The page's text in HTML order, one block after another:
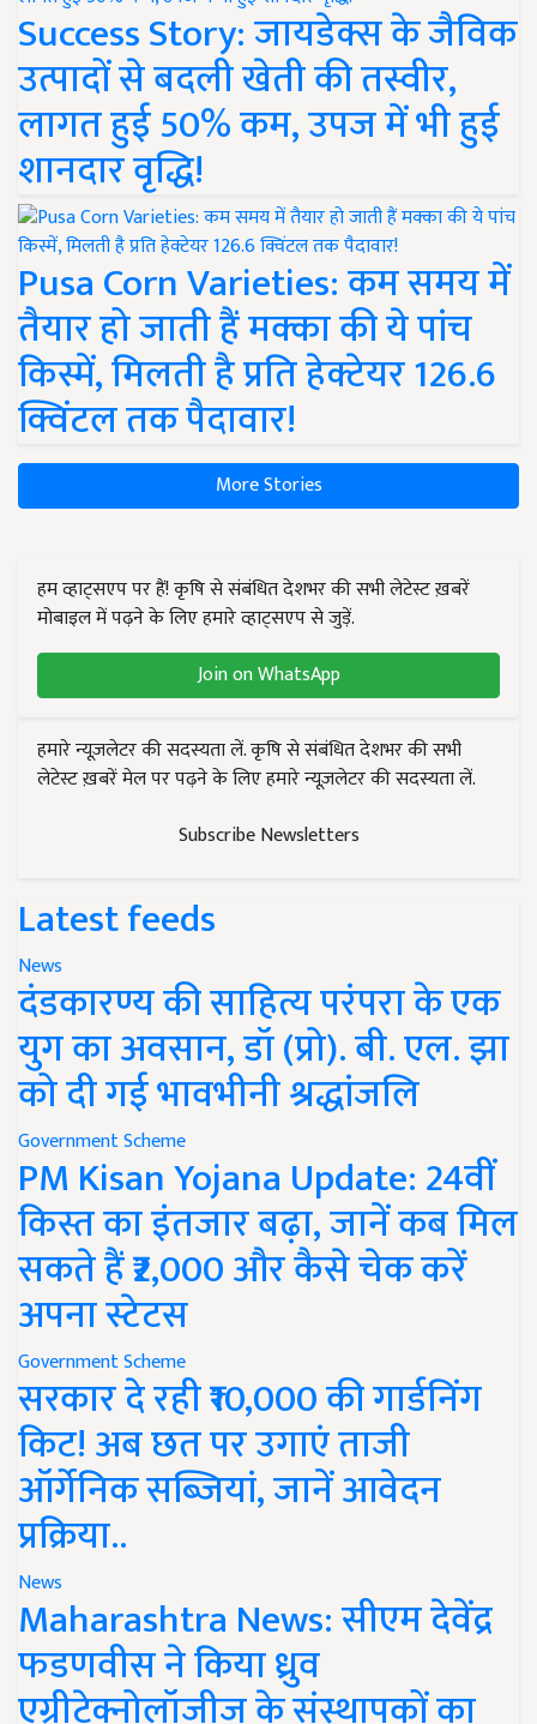
Success Story: जायडेक्स के जैविक
उत्पादों से बदली खेती की तस्वीर,
लागत हुई 50% कम, उपज में भी हुई
शानदार वृद्धि!
Pusa Corn Varieties: कम समय में
तैयार हो जाती हैं मक्का की ये पांच
किस्में, मिलती है प्रति हेक्टेयर 126.6
क्विंटल तक पैदावार!
More Stories
हम व्हाट्सएप पर हैं! कृषि से संबंधित देशभर की सभी लेटेस्ट ख़बरें
मोबाइल में पढ़ने के लिए हमारे व्हाट्सएप से जुड़ें.
Join on WhatsApp
हमारे न्यूज़लेटर की सदस्यता लें. कृषि से संबंधित देशभर की सभी
लेटेस्ट ख़बरें मेल पर पढ़ने के लिए हमारे न्यूज़लेटर की सदस्यता लें.
Subscribe Newsletters
Latest feeds
News
दंडकारण्य की साहित्य परंपरा के एक
युग का अवसान, डॉ (प्रो). बी. एल. झा
को दी गई भावभीनी श्रद्धांजलि
Government Scheme
PM Kisan Yojana Update: 24वीं
किस्त का इंतजार बढ़ा, जानें कब मिल
सकते हैं ₹2,000 और कैसे चेक करें
अपना स्टेटस
Government Scheme
सरकार दे रही ₹10,000 की गार्डनिंग
किट! अब छत पर उगाएं ताजी
ऑर्गेनिक सब्जियां, जानें आवेदन
प्रक्रिया..
News
Maharashtra News: सीएम देवेंद्र
फडणवीस ने किया ध्रुव
एग्रीटेक्नोलॉजीज के संस्थापकों का